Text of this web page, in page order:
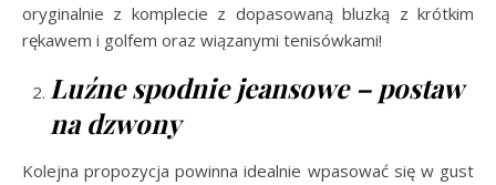
oryginalnie z komplecie z dopasowaną bluzką z krótkim
rękawem i golfem oraz wiązanymi tenisówkami!
Luźne spodnie jeansowe – postaw
na dzwony
Kolejna propozycja powinna idealnie wpasować się w gust